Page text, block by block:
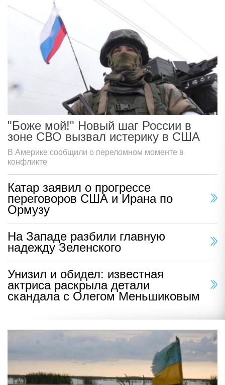
"Боже мой!" Новый шаг России в
зоне СВО вызвал истерику в США
В Америке сообщили о переломном моменте в
конфликте
Катар заявил о прогрессе
переговоров США и Ирана по
Ормузу
На Западе разбили главную
надежду Зеленского
Унизил и обидел: известная
актриса раскрыла детали
скандала с Олегом Меньшиковым